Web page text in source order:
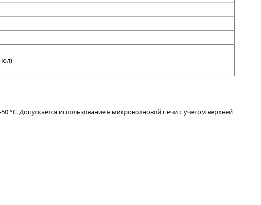
°С. Допускается использование в микроволновой печи с учётом верхней